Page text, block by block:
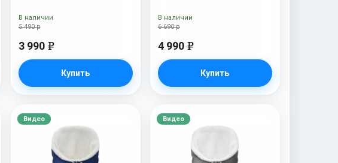
5 490 р
3 990 e
Купить
В наличии
6 690 р
4 990 e
Купить
В наличии
Видео Видео